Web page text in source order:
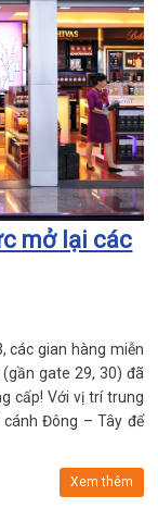
mở lại các
các gian hàng miễn
gate 29, 30) đã
cấp! Với vị trí trung
Đông – Tây để
Xem thêm